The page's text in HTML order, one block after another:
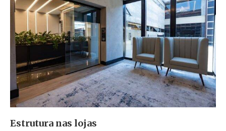
Estrutura nas lojas